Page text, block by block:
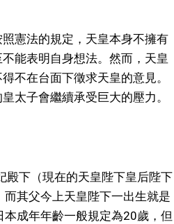
憲法的規定，天皇本身不擁有
能表明自身想法。然而，天皇
不在台面下徵求天皇的意見。
太子會繼續承受巨大的壓力。
殿下（現在的天皇陛下皇后陛下
其父今上天皇陛下一出生就是
成年年齡一般規定為20歲，但